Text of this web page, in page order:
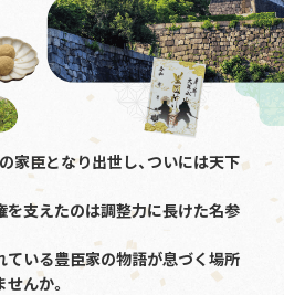
家臣となり出世し、ついには天下
を支えたのは調整力に長けた名参
ている豊臣家の物語が息づく場所
んか。